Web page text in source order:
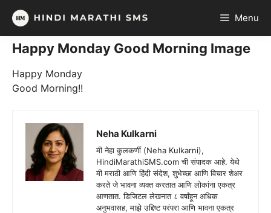
Skip
content
Menu
Happy Monday Good Morning Image
Happy Monday
Good Morning!!
Neha Kulkarni
मी नेहा कुलकर्णी (Neha Kulkarni),
HindiMarathiSMS.com ची संपादक आहे. येथे
मी मराठी आणि हिंदी संदेश, शुभेच्छा आणि विचार शेअर
करते जे भावना व्यक्त करतात आणि लोकांना एकत्र
आणतात. डिजिटल लेखनात ८ वर्षांहून अधिक
अनुभवासह, माझे उद्दिष्ट परंपरा आणि भावना एकत्र